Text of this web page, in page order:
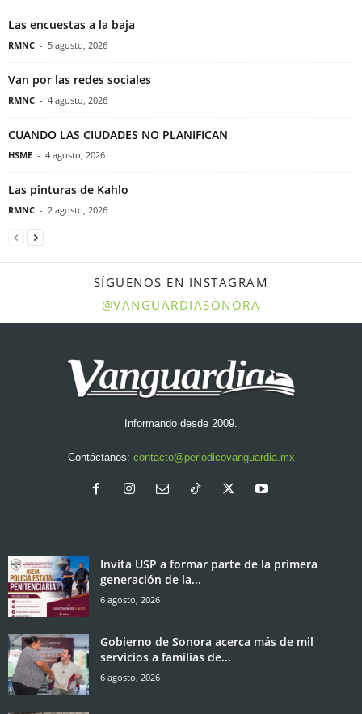
Las encuestas a la baja
RMNC - 5 agosto, 2026
Van por las redes sociales
RMNC - 4 agosto, 2026
CUANDO LAS CIUDADES NO PLANIFICAN
HSME - 4 agosto, 2026
Las pinturas de Kahlo
RMNC - 2 agosto, 2026
SÍGUENOS EN INSTAGRAM
@VANGUARDIASONORA
Informando desde 2009.
Contáctanos: contacto@periodicovanguardia.mx
Invita USP a formar parte de la primera
generación de la...
6 agosto, 2026
Gobierno de Sonora acerca más de mil
servicios a familias de...
6 agosto, 2026